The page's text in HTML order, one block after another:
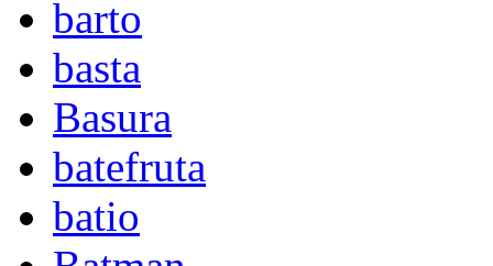
barto
basta
Basura
batefruta
batio